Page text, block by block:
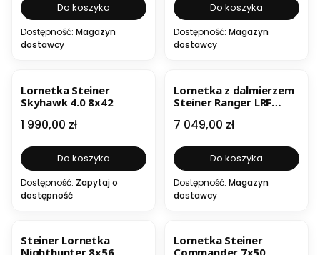
Do koszyka
Dostępność: Magazyn
dostawcy
Do koszyka
Dostępność: Magazyn
dostawcy
Lornetka Steiner
Skyhawk 4.0 8x42
Cena
1 990,00 zł
Do koszyka
Dostępność: Zapytaj o
dostępność
Lornetka z dalmierzem
Steiner Ranger LRF
Cena
7 049,00 zł
Do koszyka
Dostępność: Magazyn
dostawcy
Steiner Lornetka
Lornetka Steiner